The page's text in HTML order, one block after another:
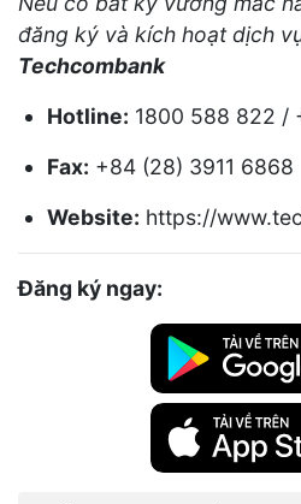
đăng ký và kích hoạt dịch
Techcombank
Hotline: 1800 588 822 /
Fax: +84 (28) 3911 6868
Website: https://
Đăng ký ngay: